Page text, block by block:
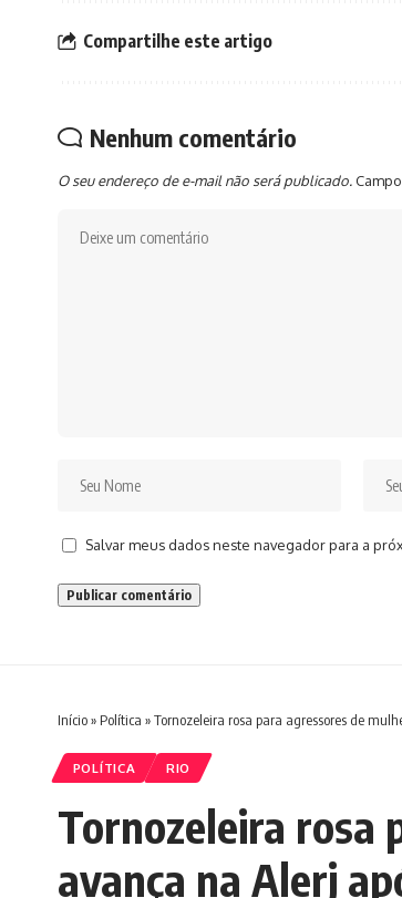
Compartilhe este artigo
Nenhum comentário
O seu endereço de e-mail não será publicado.
Salvar meus dados neste navegador para a
Início» Política »Tornozeleira rosa para agressores de
POLÍTICA RIO
Tornozeleira rosa
avança na Alerj